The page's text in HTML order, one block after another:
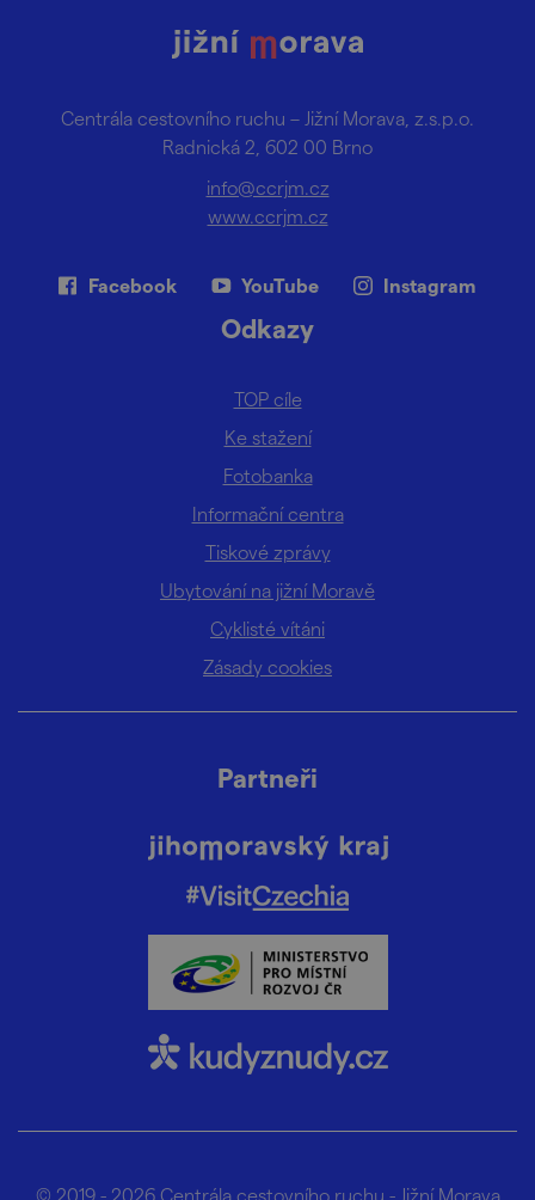
Centrála cestovního ruchu – Jižní Morava, z.s.p.o.
Radnická 2, 602 00 Brno
info@ccrjm.cz
www.ccrjm.cz
Facebook YouTube Instagram
Odkazy
TOP cíle
Ke stažení
Fotobanka
Informační centra
Tiskové zprávy
Ubytování na jižní Moravě
Cyklisté vítáni
Zásady cookies
Partneři
© 2019 - 2026 Centrála cestovního ruchu - Jižní Morava